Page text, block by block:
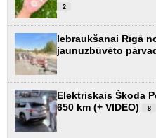
2
Iebraukšanai Rīgā
jaunuzbūvēto
Elektriskais Škoda
650 km (+ VIDEO)
8